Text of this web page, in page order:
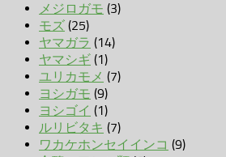
メジロガモ (3)
モズ (25)
ヤマガラ (14)
ヤマシギ (1)
ユリカモメ (7)
ヨシガモ (9)
ヨシゴイ (1)
ルリビタキ (7)
ワカケホンセイインコ (9)